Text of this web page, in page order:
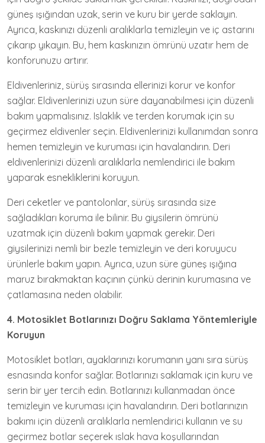
güneş ışığından uzak, serin ve kuru bir yerde saklayın.
Ayrıca, kaskınızı düzenli aralıklarla temizleyin ve iç astarını
çıkarıp yıkayın. Bu, hem kaskınızın ömrünü uzatır hem de
konforunuzu artırır.
Eldivenleriniz, sürüş sırasında ellerinizi korur ve konfor
sağlar. Eldivenlerinizi uzun süre dayanabilmesi için düzenli
bakım yapmalısınız. Islaklık ve terden korumak için su
geçirmez eldivenler seçin. Eldivenlerinizi kullanımdan sonra
hemen temizleyin ve kuruması için havalandırın. Deri
eldivenlerinizi düzenli aralıklarla nemlendirici ile bakım
yaparak esnekliklerini koruyun.
Deri ceketler ve pantolonlar, sürüş sırasında size
sağladıkları koruma ile bilinir. Bu giysilerin ömrünü
uzatmak için düzenli bakım yapmak gerekir. Deri
giysilerinizi nemli bir bezle temizleyin ve deri koruyucu
ürünlerle bakım yapın. Ayrıca, uzun süre güneş ışığına
maruz bırakmaktan kaçının çünkü derinin kurumasına ve
çatlamasına neden olabilir.
4. Motosiklet Botlarınızı Doğru Saklama Yöntemleriyle
Koruyun
Motosiklet botları, ayaklarınızı korumanın yanı sıra sürüş
esnasında konfor sağlar. Botlarınızı saklamak için kuru ve
serin bir yer tercih edin. Botlarınızı kullanmadan önce
temizleyin ve kuruması için havalandırın. Deri botlarınızın
bakımı için düzenli aralıklarla nemlendirici kullanın ve su
geçirmez botlar seçerek ıslak hava koşullarından